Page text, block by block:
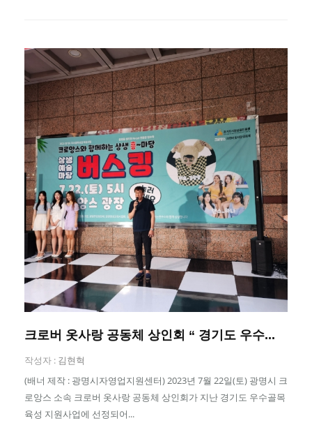
크로버 옷사랑 공동체 상인회 “ 경기도 우수...
작성자 : 김현혁
(배너 제작 : 광명시자영업지원센터) 2023년 7월 22일(토) 광명시 크
로앙스 소속 크로버 옷사랑 공동체 상인회가 지난 경기도 우수골목
육성 지원사업에 선정되어...